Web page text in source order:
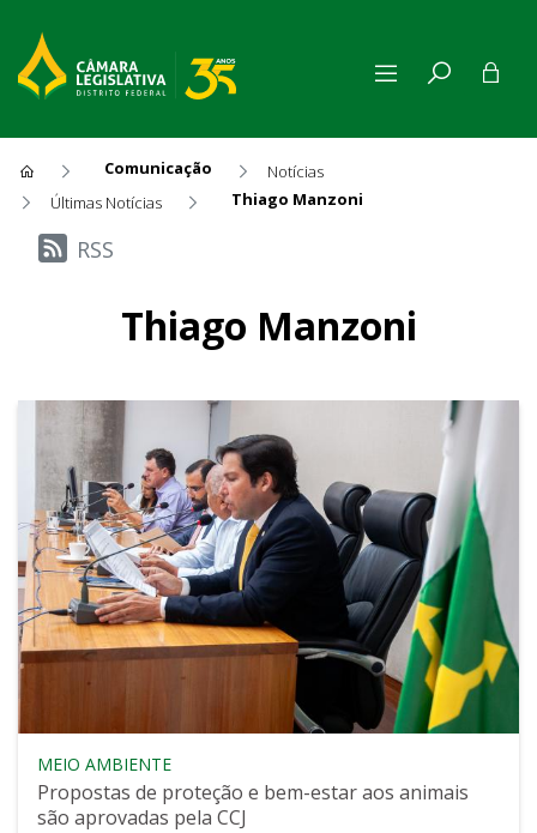
Comunicação
Notícias
Últimas Notícias
Thiago Manzoni
Últimas Notícias
RSS
Thiago Manzoni
MEIO AMBIENTE
Propostas de proteção e bem-estar aos animais
são aprovadas pela CCJ